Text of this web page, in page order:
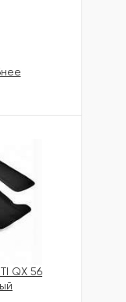
QX 56